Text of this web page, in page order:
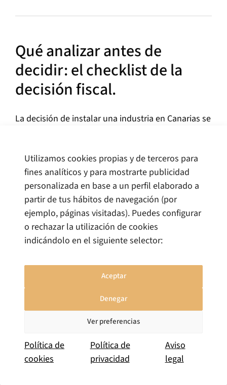
Utilizamos cookies propias y de terceros para
fines analíticos y para mostrarte publicidad
personalizada en base a un perfil elaborado a
partir de tus hábitos de navegación (por
ejemplo, páginas visitadas). Puedes configurar
o rechazar la utilización de cookies
indicándolo en el siguiente selector:
Aceptar
Denegar
Ver preferencias
Política de
cookies
Política de
privacidad
Aviso
legal
Qué analizar antes de
decidir: el checklist de la
decisión fiscal.
La decisión de instalar una industria en Canarias se
inversión.
Los elementos centrales del análisis deberían ser:
Elegibilidad de la actividad para la ZEC
confirmar que la actividad industrial concreta
está entre las admitidas y bajo qué
condiciones
Capacidad de cumplir los requisitos:
inversión mínima en activos fijos, empleo
mínimo, actividad real — y el calendario para
Posición del producto frente al AIEM
producto a fabricar está dentro del ámbito de
protección del arbitrio